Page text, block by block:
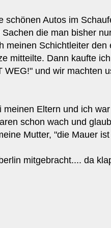
schönen Autos im
die man bisher
meinen Schichtleiter den
mitteilte. Dann kaufte
und wir machten
Eltern und ich
schon wach und
Mutter, "die Mauer
mitgebracht.... da